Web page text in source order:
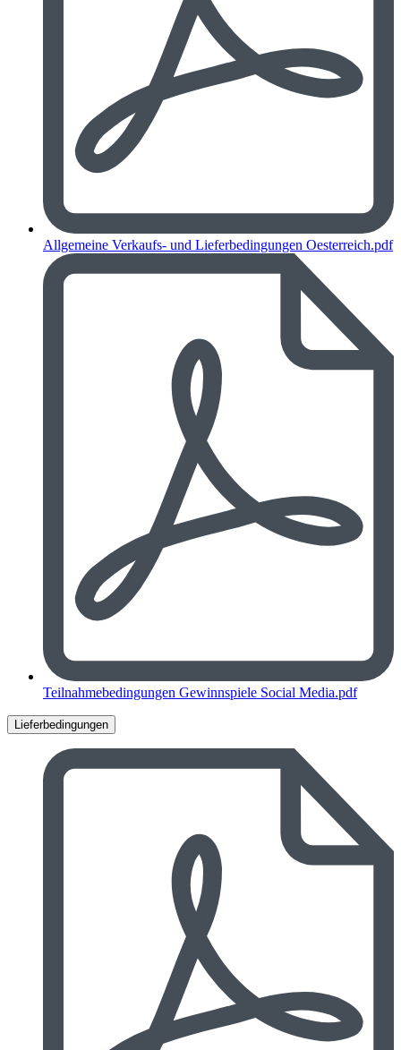
Allgemeine Verkaufs- und Lieferbedingungen Oesterreich.pdf
Teilnahmebedingungen Gewinnspiele Social Media.pdf
Lieferbedingungen